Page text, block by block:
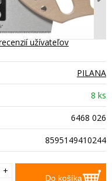
užívateľov
PILANA
8 ks
6468 026
8595149410244
Do košíka
+